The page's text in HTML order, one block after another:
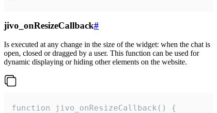
jivo_onResizeCallback#
Is executed at any change in the size of the widget: when the chat is
open, closed or dragged by a user. This function can be used for
dynamic displaying or hiding other elements on the website.
function jivo_onResizeCallback() {